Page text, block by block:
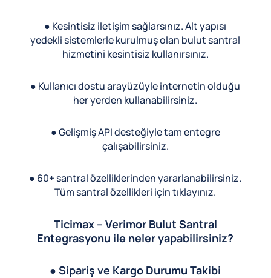
● Kesintisiz iletişim sağlarsınız. Alt yapısı
yedekli sistemlerle kurulmuş olan bulut santral
hizmetini kesintisiz kullanırsınız.
● Kullanıcı dostu arayüzüyle internetin olduğu
her yerden kullanabilirsiniz.
● Gelişmiş API desteğiyle tam entegre
çalışabilirsiniz.
● 60+ santral özelliklerinden yararlanabilirsiniz.
Tüm santral özellikleri için tıklayınız.
Ticimax – Verimor Bulut Santral
Entegrasyonu ile neler yapabilirsiniz?
● Sipariş ve Kargo Durumu Takibi